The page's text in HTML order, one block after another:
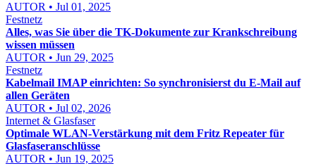
AUTOR • Jul 01, 2025
Festnetz
Alles, was Sie über die TK-Dokumente zur Krankschreibung
wissen müssen
AUTOR • Jun 29, 2025
Festnetz
Kabelmail IMAP einrichten: So synchronisierst du E-Mail auf
allen Geräten
AUTOR • Jul 02, 2026
Internet & Glasfaser
Optimale WLAN-Verstärkung mit dem Fritz Repeater für
Glasfaseranschlüsse
AUTOR • Jun 19, 2025